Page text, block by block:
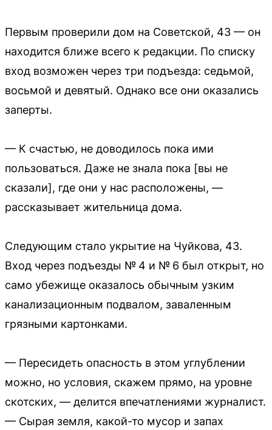
Первым проверили дом на Советской, 43 — он
находится ближе всего к редакции. По списку
вход возможен через три подъезда: седьмой,
восьмой и девятый. Однако все они оказались
заперты.
— К счастью, не доводилось пока ими
пользоваться. Даже не знала пока [вы не
сказали], где они у нас расположены, —
рассказывает жительница дома.
Следующим стало укрытие на Чуйкова, 43.
Вход через подъезды № 4 и № 6 был открыт, но
само убежище оказалось обычным узким
канализационным подвалом, заваленным
грязными картонками.
— Пересидеть опасность в этом углублении
можно, но условия, скажем прямо, на уровне
скотских, — делится впечатлениями журналист.
— Сырая земля, какой-то мусор и запах